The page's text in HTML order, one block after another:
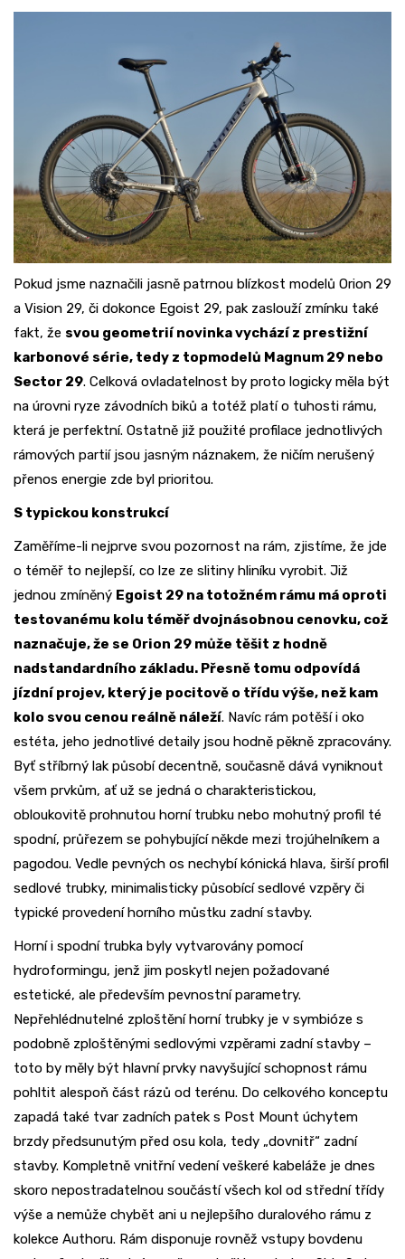
Pokud jsme naznačili jasně patrnou blízkost modelů Orion 29
a Vision 29, či dokonce Egoist 29, pak zaslouží zmínku také
fakt, že svou geometrií novinka vychází z prestižní
karbonové série, tedy z topmodelů Magnum 29 nebo
Sector 29. Celková ovladatelnost by proto logicky měla být
na úrovni ryze závodních biků a totéž platí o tuhosti rámu,
která je perfektní. Ostatně již použité profilace jednotlivých
rámových partií jsou jasným náznakem, že ničím nerušený
přenos energie zde byl prioritou.
S typickou konstrukcí
Zaměříme-li nejprve svou pozornost na rám, zjistíme, že jde
o téměř to nejlepší, co lze ze slitiny hliníku vyrobit. Již
jednou zmíněný Egoist 29 na totožném rámu má oproti
testovanému kolu téměř dvojnásobnou cenovku, což
naznačuje, že se Orion 29 může těšit z hodně
nadstandardního základu. Přesně tomu odpovídá
jízdní projev, který je pocitově o třídu výše, než kam
kolo svou cenou reálně náleží. Navíc rám potěší i oko
estéta, jeho jednotlivé detaily jsou hodně pěkně zpracovány.
Byť stříbrný lak působí decentně, současně dává vyniknout
všem prvkům, ať už se jedná o charakteristickou,
obloukovitě prohnutou horní trubku nebo mohutný profil té
spodní, průřezem se pohybující někde mezi trojúhelníkem a
pagodou. Vedle pevných os nechybí kónická hlava, širší profil
sedlové trubky, minimalisticky působící sedlové vzpěry či
typické provedení horního můstku zadní stavby.
Horní i spodní trubka byly vytvarovány pomocí
hydroformingu, jenž jim poskytl nejen požadované
estetické, ale především pevnostní parametry.
Nepřehlédnutelné zploštění horní trubky je v symbióze s
podobně zploštěnými sedlovými vzpěrami zadní stavby –
toto by měly být hlavní prvky navyšující schopnost rámu
pohltit alespoň část rázů od terénu. Do celkového konceptu
zapadá také tvar zadních patek s Post Mount úchytem
brzdy předsunutým před osu kola, tedy „dovnitř“ zadní
stavby. Kompletně vnitřní vedení veškeré kabeláže je dnes
skoro nepostradatelnou součástí všech kol od střední třídy
výše a nemůže chybět ani u nejlepšího duralového rámu z
kolekce Authoru. Rám disponuje rovněž vstupy bovdenu